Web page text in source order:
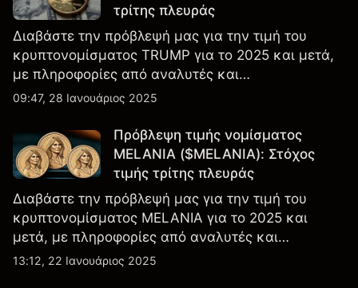
τρίτης πλευράς
Διαβάστε την πρόβλεψή μας για την τιμή του
κρυπτονομίσματος TRUMP για το 2025 και μετά,
με πληροφορίες από αναλυτές και
εμπειρογνώμονες της αγοράς
09:47, 28 Ιανουάριος 2025
Πρόβλεψη τιμής νομίσματος
MELANIA ($MELANIA): Στόχος
τιμής τρίτης πλευράς
Διαβάστε την πρόβλεψή μας για την τιμή του
κρυπτονομίσματος MELANIA για το 2025 και
μετά, με πληροφορίες από αναλυτές και
εμπειρογνώμονες της αγοράς.
13:12, 22 Ιανουάριος 2025